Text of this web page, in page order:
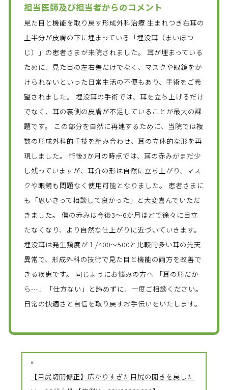
担当医師及び担当者からのコメント
見た目と機能を取り戻す形成外科治療 生まれつき右耳の
上半分が皮膚の下に埋まっている「埋没耳（まいぼつ
じ）」の患者さまが来院されました。 耳が埋まっている
ために、見た目の左右差だけでなく、マスクや眼鏡をか
けられないといった日常生活の不便もあり、手術をご希
望されました。 埋没耳の手術では、耳を立ち上げるだけ
でなく、耳の裏側の皮膚が不足していることが最大の課
題です。 この部分を自然に再建するために、当院では複
数の形成外科的手技を組み合わせ、耳の立体的な形を再
現しました。 術後3か月の時点では、耳の赤みがまだ少
し残っていますが、耳介の形は自然に立ち上がり、マス
クや眼鏡も問題なく使用可能となりました。 患者さまに
も「思いきって相談して良かった」と大変喜んでいただ
きました。 傷の赤みは今後3〜6か月ほどで徐々に目立
たなくなり、より自然な仕上がりに近づいていきます。
埋没耳は発生頻度が１/400～500と比較的多い耳の先天
異常で、形成外科の技術で見た目と機能の両方を改善で
きる疾患です。 同じようにお悩みの方へ 「耳の形だか
ら…」「仕方ない」と諦めずに、一度ご相談ください。
日常の快適さと自信を取り戻すお手伝いをいたします。
«
【目尻切開修正】広がりすぎた目尻の開きを戻した